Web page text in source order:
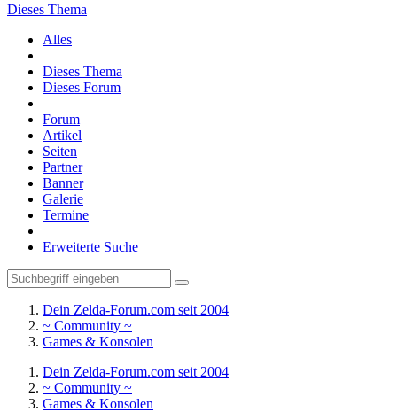
Dieses Thema
Alles
Dieses Thema
Dieses Forum
Forum
Artikel
Seiten
Partner
Banner
Galerie
Termine
Erweiterte Suche
Dein Zelda-Forum.com seit 2004
~ Community ~
Games & Konsolen
Dein Zelda-Forum.com seit 2004
~ Community ~
Games & Konsolen